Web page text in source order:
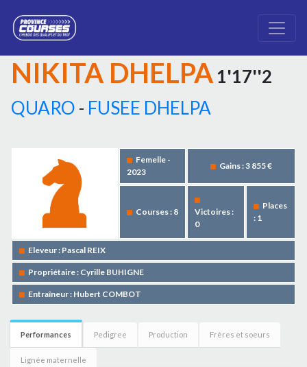
NIKITA DHELPA 1'17''2
QUARO - FUSEE DHELPA
Femelle -
2023
Gains : 3 855 €
Courses : 8
Victoires :
0
Places
: 1
Eleveur : Pascal REIX
Propriétaire : Cyrille BUHIGNE
Entraîneur : Hubert COMBOT
Performances Pedigree Production Frères et soeurs
Lignée maternelle